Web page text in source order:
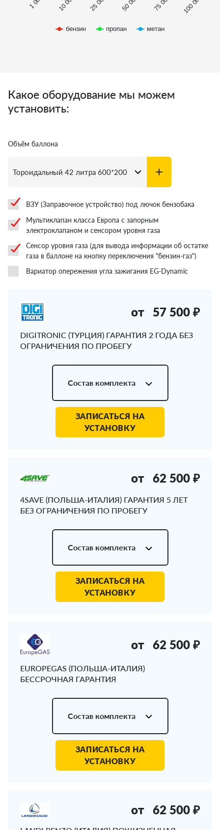
бензин пропан метан
Какое оборудование мы можем
установить:
Объём баллона
ВЗУ (Заправочное устройство) под лючок бензобака
Мультиклапан класса Европа с запорным
электроклапаном и сенсором уровня газа
Сенсор уровня газа (для вывода информации об остатке
газа в баллоне на кнопку переключения "бензин-газ")
Вариатор опережения угла зажигания EG-Dynamic
DIGITRONIC (ТУРЦИЯ) ГАРАНТИЯ 2 ГОДА БЕЗ
ОГРАНИЧЕНИЯ ПО ПРОБЕГУ
от 57 500 ₽
Состав комплекта
ЗАПИСАТЬСЯ НА
УСТАНОВКУ
4SAVE (ПОЛЬША-ИТАЛИЯ) ГАРАНТИЯ 5 ЛЕТ
БЕЗ ОГРАНИЧЕНИЯ ПО ПРОБЕГУ
от 62 500 ₽
Состав комплекта
ЗАПИСАТЬСЯ НА
УСТАНОВКУ
EUROPEGAS (ПОЛЬША-ИТАЛИЯ)
БЕССРОЧНАЯ ГАРАНТИЯ
от 62 500 ₽
Состав комплекта
ЗАПИСАТЬСЯ НА
УСТАНОВКУ
от 62 500 ₽